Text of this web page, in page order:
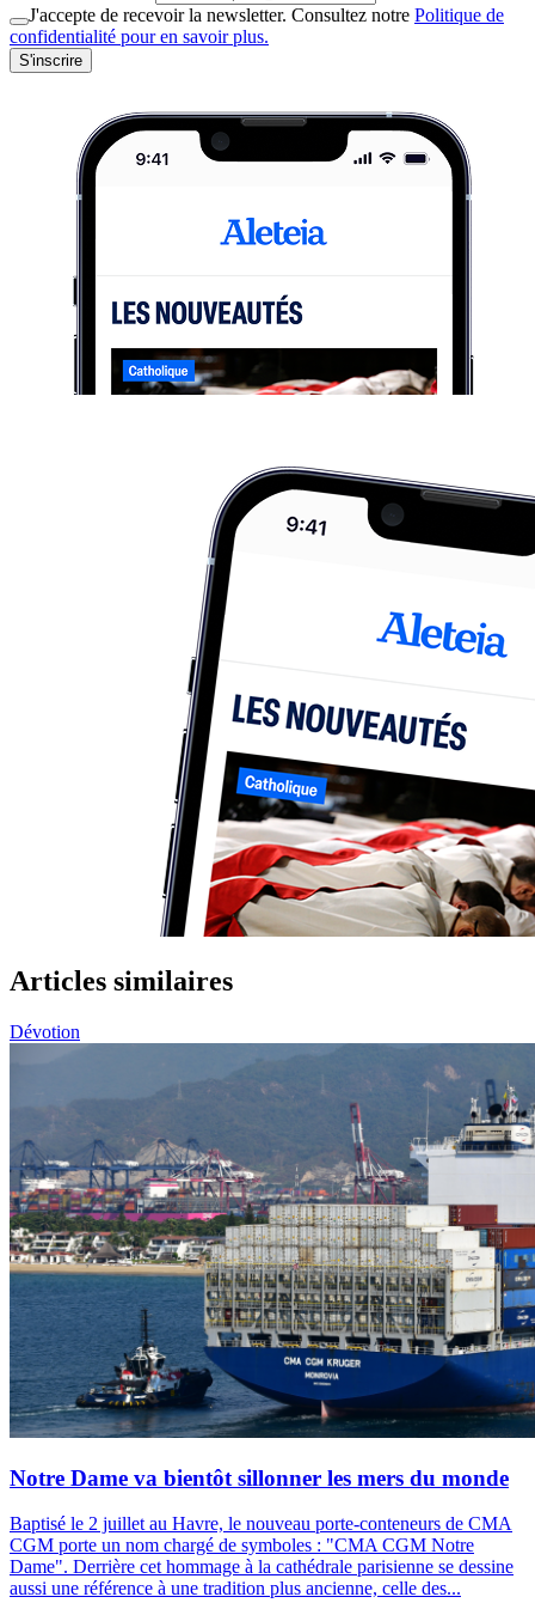
J'accepte de recevoir la newsletter. Consultez notre Politique de
confidentialité pour en savoir plus.
S'inscrire
Articles similaires
Dévotion
Notre Dame va bientôt sillonner les mers du monde
Baptisé le 2 juillet au Havre, le nouveau porte-conteneurs de CMA
CGM porte un nom chargé de symboles : "CMA CGM Notre
Dame". Derrière cet hommage à la cathédrale parisienne se dessine
aussi une référence à une tradition plus ancienne, celle des...